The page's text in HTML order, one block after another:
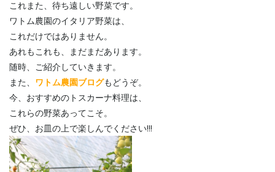
これまた、待ち遠しい野菜です。
ワトム農園のイタリア野菜は、
これだけではありません。
あれもこれも、まだまだあります。
随時、ご紹介していきます。
また、 ワトム農園ブログもどうぞ。
今、おすすめのトスカーナ料理は、
これらの野菜あってこそ。
ぜひ、お皿の上で楽しんでください!!!